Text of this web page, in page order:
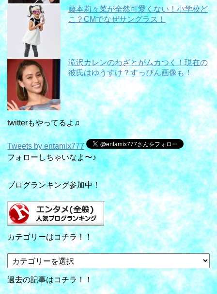
藤本莉々菜が全然可愛くない！小学校ど
こ？CMでなぜサングラス！
滝沢カレンのわざとがムカつく！現在の
彼氏はゆうすけ？すっぴん画像も！
twitterもやってるよ♫
Tweets by entamix777
フォローしちゃいなよ〜♪
ブログランキング参加中！
カテゴリーはコチラ！！
カ
テ
ゴ
リ
過去の記事はコチラ！！